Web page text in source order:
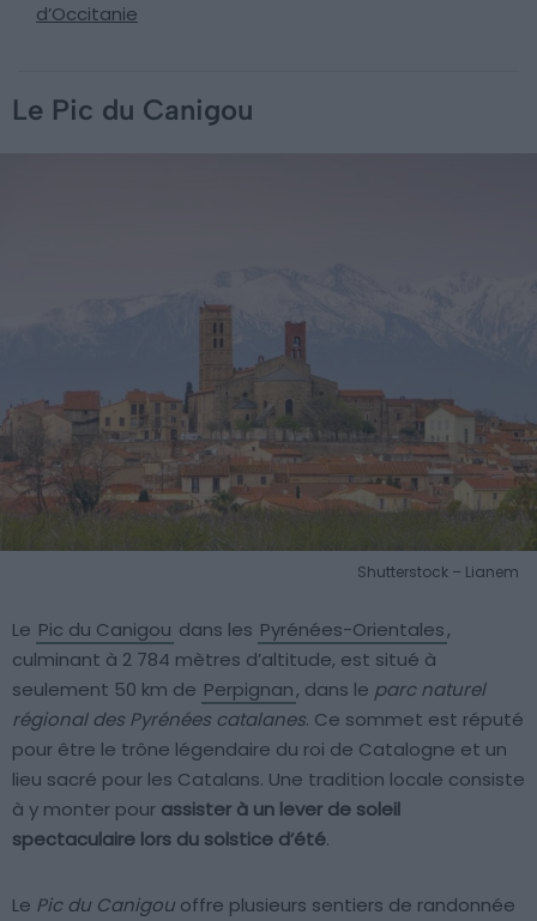
d’Occitanie
Le Pic du Canigou
Shutterstock – Lianem
Le Pic du Canigou dans les Pyrénées-Orientales,
culminant à 2 784 mètres d’altitude, est situé à
seulement 50 km de Perpignan, dans le parc naturel
régional des Pyrénées catalanes. Ce sommet est réputé
pour être le trône légendaire du roi de Catalogne et un
lieu sacré pour les Catalans. Une tradition locale consiste
à y monter pour assister à un lever de soleil
spectaculaire lors du solstice d’été.
Le Pic du Canigou offre plusieurs sentiers de randonnée